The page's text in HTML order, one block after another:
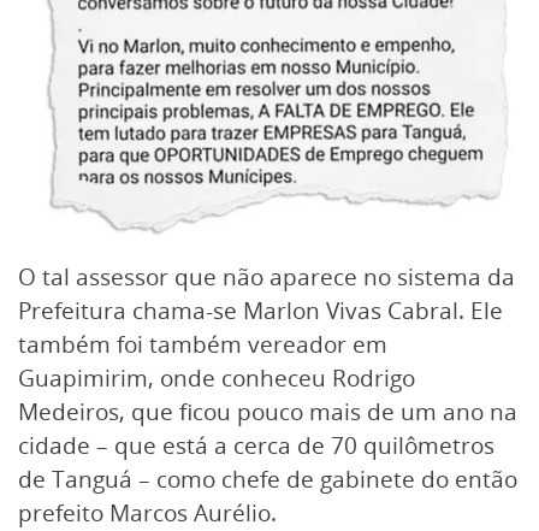
O tal assessor que não aparece no sistema da
Prefeitura chama-se Marlon Vivas Cabral. Ele
também foi também vereador em
Guapimirim, onde conheceu Rodrigo
Medeiros, que ficou pouco mais de um ano na
cidade – que está a cerca de 70 quilômetros
de Tanguá – como chefe de gabinete do então
prefeito Marcos Aurélio.